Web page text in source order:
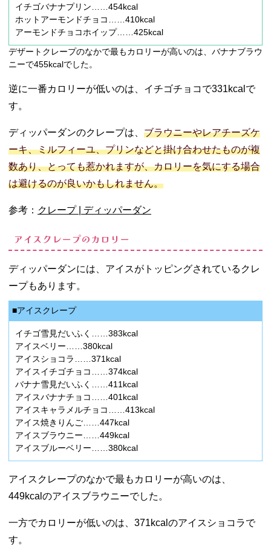
イチゴバナナプリン……454kcal
ホットアーモンドチョコ……410kcal
アーモンドチョコホイップ……425kcal
デザートクレープのなかで最もカロリーが高いのは、バナナブラウ
ニーで455kcalでした。
逆に一番カロリーが低いのは、イチゴチョコで331kcalで
す。
ディッパーダンのクレープは、 ブラウニーやレアチーズケ
ーキ、ミルフィーユ、プリンなどと掛け合わせたものが複
数あり、とっても惹かれますが、カロリーを気にする場合
は避けるのが良いかもしれません。
参考： クレープ | ディッパーダン
アイスクレープのカロリー
ディッパーダンには、アイスがトッピングされているクレ
ープもあります。
■アイスクレープ
イチゴ雪見だいふく……383kcal
アイスベリー……380kcal
アイスショコラ……371kcal
アイスイチゴチョコ……374kcal
バナナ雪見だいふく……411kcal
アイスバナナチョコ……401kcal
アイスキャラメルチョコ……413kcal
アイス焼きりんご……447kcal
アイスブラウニー……449kcal
アイスブルーベリー……380kcal
アイスクレープのなかで最もカロリーが高いのは、
449kcalのアイスブラウニーでした。
一方でカロリーが低いのは、371kcalのアイスショコラで
す。